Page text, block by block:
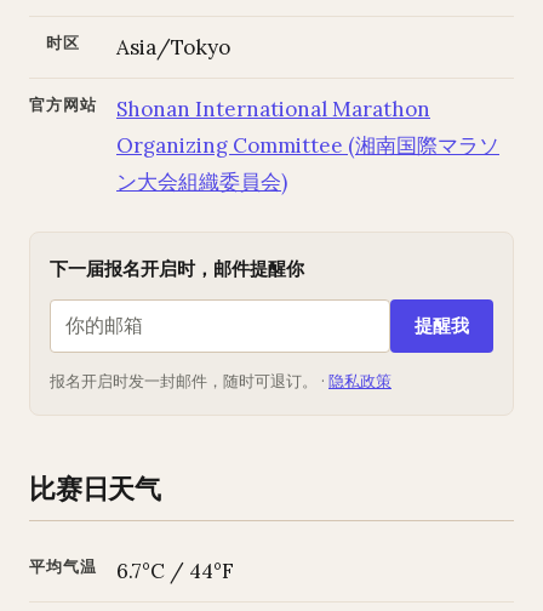
时区 Asia/Tokyo
官方网站
Shonan International Marathon
Organizing Committee (湘南国際マラソ
ン大会組織委員会)
下一届报名开启时，邮件提醒你
提醒我
报名开启时发一封邮件，随时可退订。 · 隐私政策
比赛日天气
平均气温 6.7°C / 44°F